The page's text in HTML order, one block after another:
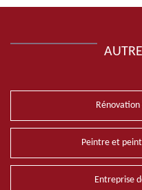
Peintre et
Entreprise